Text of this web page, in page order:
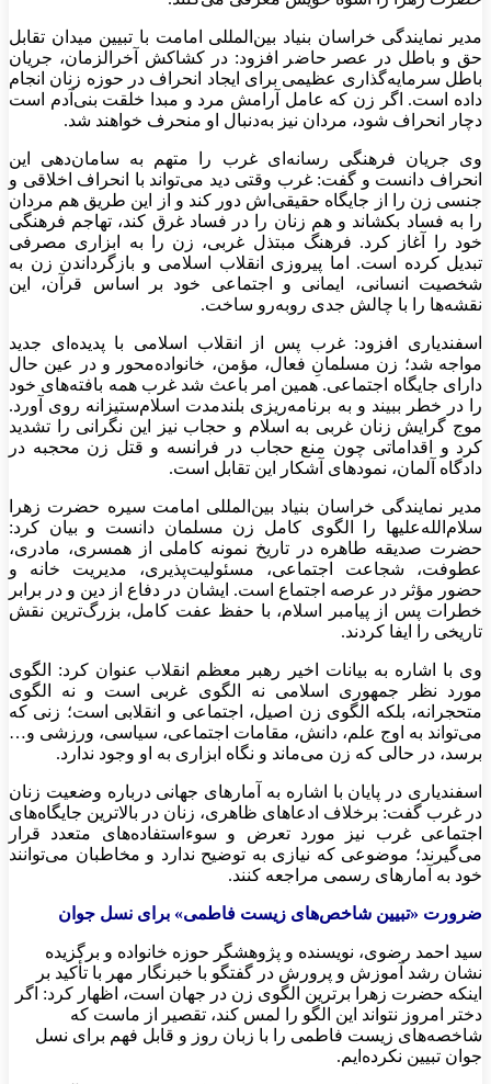
مدیر نمایندگی خراسان بنیاد بین‌المللی امامت با تبیین میدان تقابل
حق و باطل در عصر حاضر افزود: در کشاکش آخرالزمان، جریان
باطل سرمایه‌گذاری عظیمی برای ایجاد انحراف در حوزه زنان انجام
داده است. اگر زن که عامل آرامش مرد و مبدا خلقت بنی‌آدم است
دچار انحراف شود، مردان نیز به‌دنبال او منحرف خواهند شد.
وی جریان فرهنگی رسانه‌ای غرب را متهم به سامان‌دهی این
انحراف دانست و گفت: غرب وقتی دید می‌تواند با انحراف اخلاقی و
جنسی زن را از جایگاه حقیقی‌اش دور کند و از این طریق هم مردان
را به فساد بکشاند و هم زنان را در فساد غرق کند، تهاجم فرهنگی
خود را آغاز کرد. فرهنگ مبتذل غربی، زن را به ابزاری مصرفی
تبدیل کرده است. اما پیروزی انقلاب اسلامی و بازگرداندن زن به
شخصیت انسانی، ایمانی و اجتماعی خود بر اساس قرآن، این
نقشه‌ها را با چالش جدی روبه‌رو ساخت.
اسفندیاری افزود: غرب پس از انقلاب اسلامی با پدیده‌ای جدید
مواجه شد؛ زن مسلمانِ فعال، مؤمن، خانواده‌محور و در عین حال
دارای جایگاه اجتماعی. همین امر باعث شد غرب همه بافته‌های خود
را در خطر ببیند و به برنامه‌ریزی بلندمدت اسلام‌ستیزانه روی آورد.
موج گرایش زنان غربی به اسلام و حجاب نیز این نگرانی را تشدید
کرد و اقداماتی چون منع حجاب در فرانسه و قتل زن محجبه در
دادگاه آلمان، نمودهای آشکار این تقابل است.
مدیر نمایندگی خراسان بنیاد بین‌المللی امامت سیره حضرت زهرا
سلام‌الله‌علیها را الگوی کامل زن مسلمان دانست و بیان کرد:
حضرت صدیقه طاهره در تاریخ نمونه کاملی از همسری، مادری،
عطوفت، شجاعت اجتماعی، مسئولیت‌پذیری، مدیریت خانه و
حضور مؤثر در عرصه اجتماع است. ایشان در دفاع از دین و در برابر
خطرات پس از پیامبر اسلام، با حفظ عفت کامل، بزرگ‌ترین نقش
تاریخی را ایفا کردند.
وی با اشاره به بیانات اخیر رهبر معظم انقلاب عنوان کرد: الگوی
مورد نظر جمهوری اسلامی نه الگوی غربی است و نه الگوی
متحجرانه، بلکه الگوی زن اصیل، اجتماعی و انقلابی است؛ زنی که
می‌تواند به اوج علم، دانش، مقامات اجتماعی، سیاسی، ورزشی و…
برسد، در حالی که زن می‌ماند و نگاه ابزاری به او وجود ندارد.
اسفندیاری در پایان با اشاره به آمارهای جهانی درباره وضعیت زنان
در غرب گفت: برخلاف ادعاهای ظاهری، زنان در بالاترین جایگاه‌های
اجتماعی غرب نیز مورد تعرض و سوءاستفاده‌های متعدد قرار
می‌گیرند؛ موضوعی که نیازی به توضیح ندارد و مخاطبان می‌توانند
خود به آمارهای رسمی مراجعه کنند.
ضرورت «تبیین شاخص‌های زیست فاطمی» برای نسل جوان
سید احمد رضوی، نویسنده و پژوهشگر حوزه خانواده و برگزیده
نشان رشد آموزش و پرورش در گفتگو با خبرنگار مهر با تأکید بر
اینکه حضرت زهرا برترین الگوی زن در جهان است، اظهار کرد: اگر
دختر امروز نتواند این الگو را لمس کند، تقصیر از ماست که
شاخصه‌های زیست فاطمی را با زبان روز و قابل فهم برای نسل
جوان تبیین نکرده‌ایم.